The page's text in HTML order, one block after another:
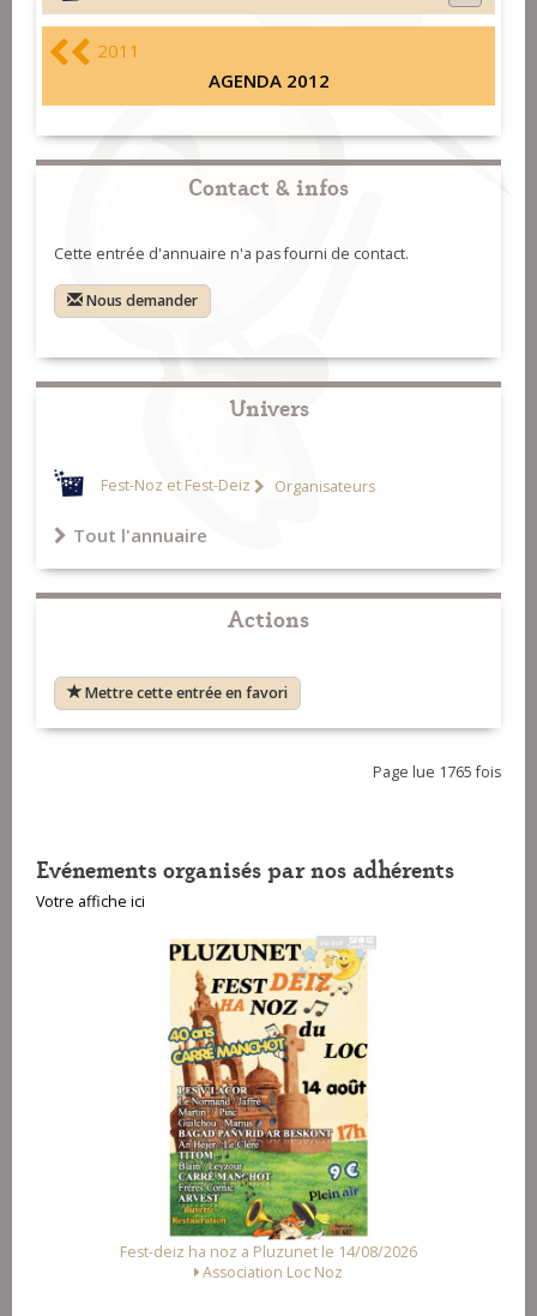
2011
AGENDA 2012
Contact & infos
Cette entrée d'annuaire n'a pas fourni de contact.
Nous demander
Univers
Fest-Noz et Fest-Deiz Organisateurs
Tout l'annuaire
Actions
Mettre cette entrée en favori
Page lue 1765 fois
Evénements organisés par nos adhérents
Votre affiche ici
Fest-deiz ha noz a Pluzunet le 14/08/2026
Association Loc Noz